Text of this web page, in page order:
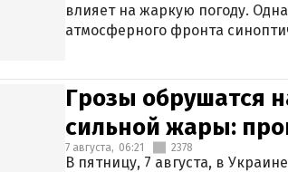
влияет на жаркую погоду.
атмосферного фронта
Грозы обрушатся
сильной жары:
7 августа, 06:21 2378
В пятницу, 7 августа, в